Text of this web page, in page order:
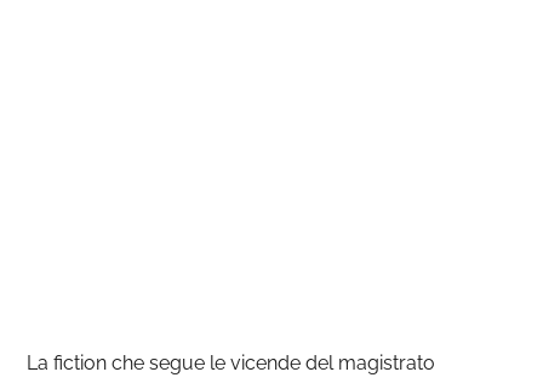
La fiction che segue le vicende del magistrato